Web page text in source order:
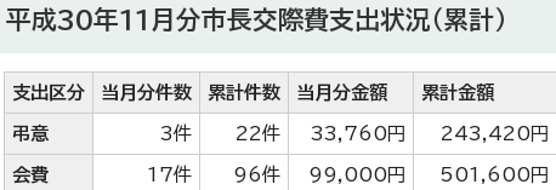
平成30年11月分市長交際費支出状況（累計）
支出区分 当月分件数 累計件数 当月分金額 累計金額
弔意 3件 22件 33,760円 243,420円
会費 17件 96件 99,000円 501,600円